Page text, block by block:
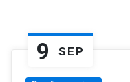
9 SEP